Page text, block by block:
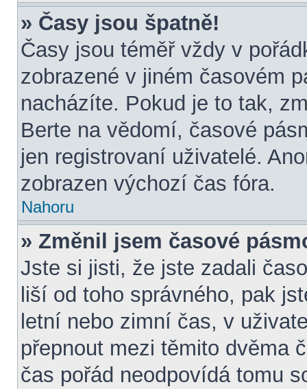
» Časy jsou špatně!
Časy jsou téměř vždy v
zobrazené v jiném časovém
nacházíte. Pokud je to tak,
Berte na vědomí, časové
jen registrovaní uživatelé.
zobrazen výchozí čas fóra.
Nahoru
» Změnil jsem časové
Jste si jisti, že jste zadali
liší od toho správného, pak
letní nebo zimní čas, v
přepnout mezi těmito dvěma
čas pořád neodpovídá tomu